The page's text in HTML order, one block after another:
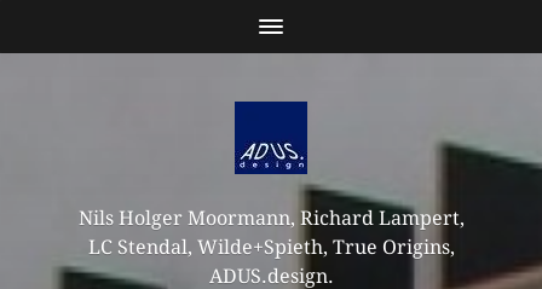
Nils Holger Moormann, Richard Lampert,
LC Stendal, Wilde+Spieth, True Origins,
ADUS.design.